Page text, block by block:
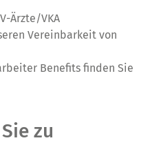
Ärzte/VKA
Vereinbarkeit von
Benefits finden Sie
zu